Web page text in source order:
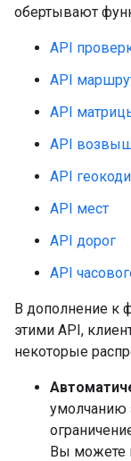
обертывают
API
API
API
API
API
API мест
API дорог
API
В дополнение к
этими API,
некоторые
умолчанию
Вы можете